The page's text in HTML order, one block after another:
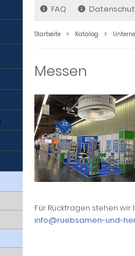
FAQ
Startseite Katalog
Messen
Für Rückfragen stehen
info@ruebsamen-und-